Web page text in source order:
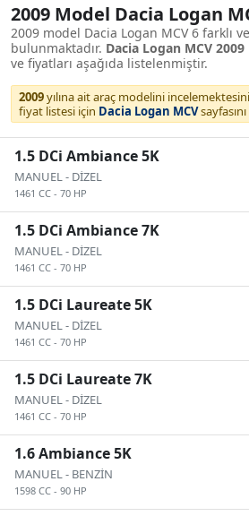
2009 Model Dacia Logan
2009 model Dacia Logan MCV 6 farklı
bulunmaktadır. Dacia Logan MCV 2009
ve fiyatları aşağıda listelenmiştir.
2009yılına ait araç modelini
fiyat listesi için Dacia Logan MCV
1.5 DCi Ambiance 5K
MANUEL- DİZEL
1461 CC - 70 HP
1.5 DCi Ambiance 7K
MANUEL- DİZEL
1461 CC - 70 HP
1.5 DCi Laureate 5K
MANUEL- DİZEL
1461 CC - 70 HP
1.5 DCi Laureate 7K
MANUEL- DİZEL
1461 CC - 70 HP
1.6 Ambiance 5K
MANUEL- BENZİN
1598 CC - 90 HP